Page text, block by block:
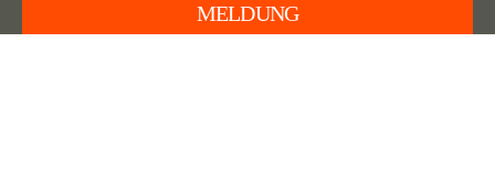
MELDUNG